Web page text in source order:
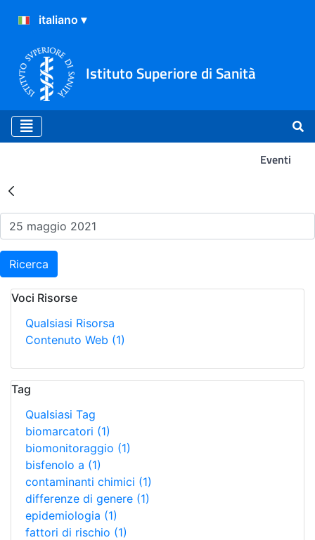
Istituto Superiore di Sanità
Eventi
Risultati della Ricerca -
Ricerca
Voci Risorse
Qualsiasi Risorsa
Contenuto Web (1)
Tag
Qualsiasi Tag
biomarcatori (1)
biomonitoraggio (1)
bisfenolo a (1)
contaminanti chimici (1)
differenze di genere (1)
epidemiologia (1)
fattori di rischio (1)